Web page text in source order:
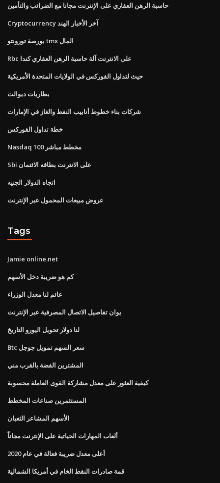
حاسبة الرهن العقاري على الإنترنت مجانا مع الضرائب والتأمين
Cryptocurrency آخر الأخبار الهند
بورصة تورونتو tmx المال
Rbc على الانترنت آلة حاسبة الرهن العقاري كندا
حيث لتداول الفوركس في الولايات المتحدة الأمريكية
بطاريات ديوالت
شركات بناء خطوط أنابيب النفط والغاز في الإمارات
خطة تداول الفوركس
Nasdaq 100 مخطط مباشر
Sbi على الانترنت بطاقه الائتمان
اتجاه الدولار الجنيه
عروض مبيعات المحمول عبر الإنترنت
Tags
Jamie online.net
كم هو ضريبة دخل الأسهم
عائم لنا معدل الوزراء
يوان تفاصيل الاتصال المصرفية عبر الإنترنت
لنا دولار تحويل اليورو التاريخ
Btc سعر السهم تمويل جوجل
المشترين الفضة بالقرب مني
كيفية العثور على معدل مشاركة القوى العاملة محسوبة
المستثمرين صناعات المخطط
الأسهم المشاعر الثعبان
ألعاب المهارات الحياتية على الإنترنت مجاناً
أعلى معدل ضريبة فعالة في عام 2020
قمة صادرات النفط الخام في أمريكا الشمالية